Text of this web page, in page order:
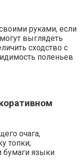
руками, если
выглядеть
сходство с
поленьев
очага,
топки;
бумаги языки